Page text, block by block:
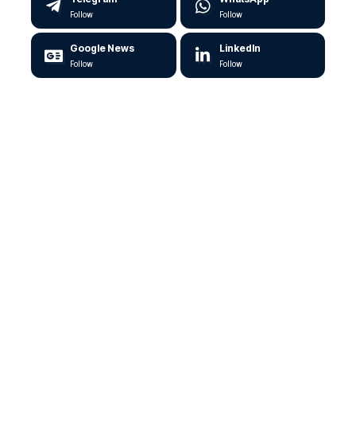
Follow Follow
Google News
Follow
LinkedIn
Follow